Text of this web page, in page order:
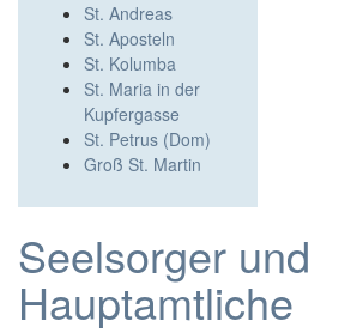
St. Andreas
St. Aposteln
St. Kolumba
St. Maria in der
Kupfergasse
St. Petrus (Dom)
Groß St. Martin
Seelsorger und
Hauptamtliche